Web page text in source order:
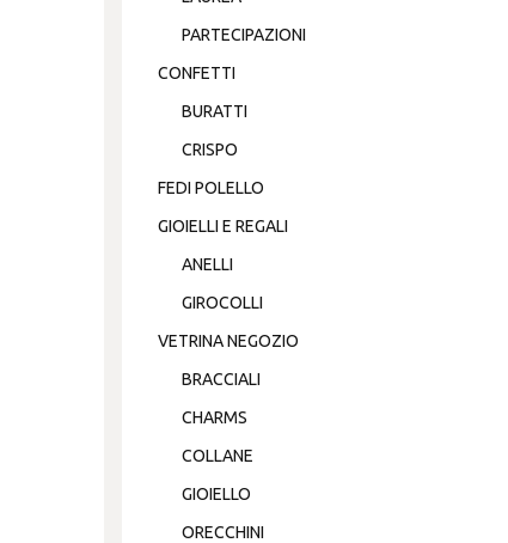
PARTECIPAZIONI
CONFETTI
BURATTI
CRISPO
FEDI POLELLO
GIOIELLI E REGALI
ANELLI
GIROCOLLI
VETRINA NEGOZIO
BRACCIALI
CHARMS
COLLANE
GIOIELLO
ORECCHINI